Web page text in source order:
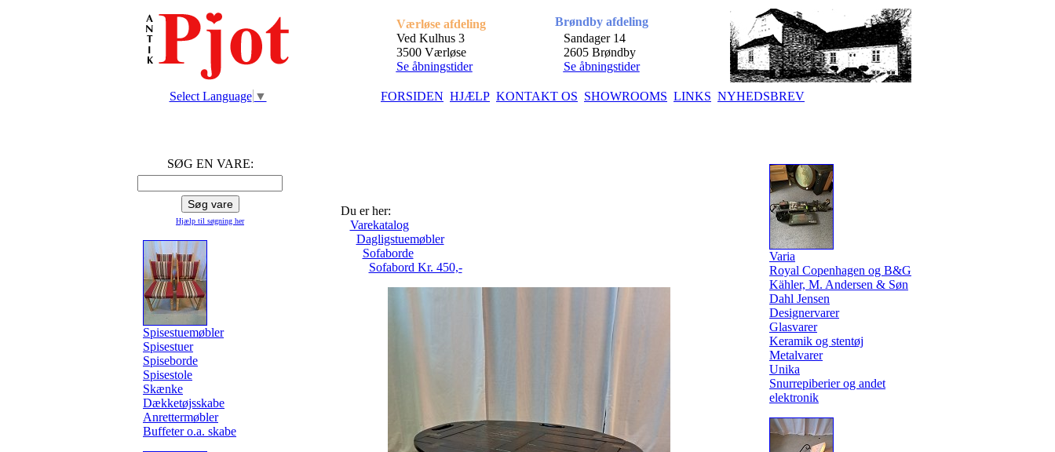
Værløse afdeling
Ved Kulhus 3
3500 Værløse
Se åbningstider
Brøndby afdeling
Sandager 14
2605 Brøndby
Se åbningstider
Select Language ▼ FORSIDEN HJÆLP KONTAKT OS SHOWROOMS LINKS NYHEDSBREV
SØG EN VARE:
Hjælp til søgning her
Spisestuemøbler
Spisestuer
Spiseborde
Spisestole
Skænke
Dækketøjsskabe
Anrettermøbler
Buffeter o.a. skabe
Du er her:
Varekatalog
Dagligstuemøbler
Sofaborde
Sofabord Kr. 450,-
Varia
Royal Copenhagen og B&G
Kähler, M. Andersen & Søn
Dahl Jensen
Designervarer
Glasvarer
Keramik og stentøj
Metalvarer
Unika
Snurrepiberier og andet
elektronik